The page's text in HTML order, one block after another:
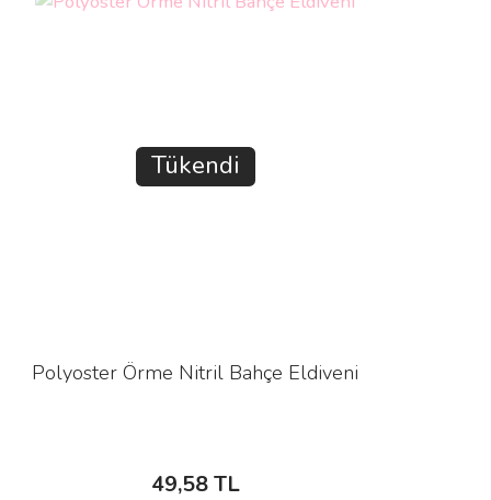
Tükendi
Polyoster Örme Nitril Bahçe Eldiveni
49,58 TL